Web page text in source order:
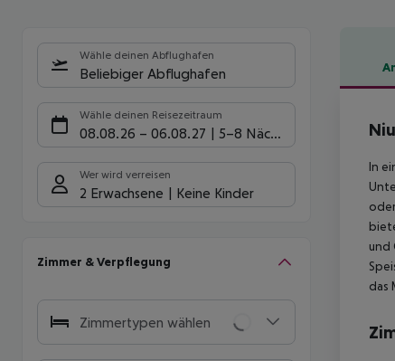
Wähle deinen Abflughafen
Beliebiger Abflughafen
Wähle deinen Reisezeitraum
08.08.26 – 06.08.27 5-8 Nächte
Wer wird verreisen
2 Erwachsene Keine Kinder
Zimmer & Verpflegung
Zimmertypen wählen
In
und
das